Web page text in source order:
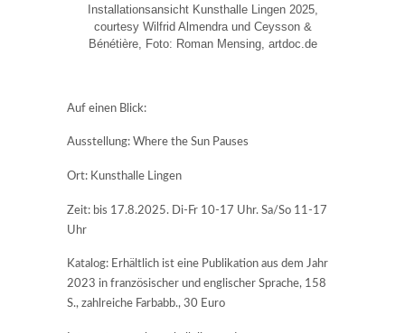
Installationsansicht Kunsthalle Lingen 2025,
courtesy Wilfrid Almendra und Ceysson &
Bénétière, Foto: Roman Mensing, artdoc.de
Auf einen Blick:
Ausstellung: Where the Sun Pauses
Ort: Kunsthalle Lingen
Zeit: bis 17.8.2025. Di-Fr 10-17 Uhr. Sa/So 11-17
Uhr
Katalog: Erhältlich ist eine Publikation aus dem Jahr
2023 in französischer und englischer Sprache, 158
S., zahlreiche Farbabb., 30 Euro